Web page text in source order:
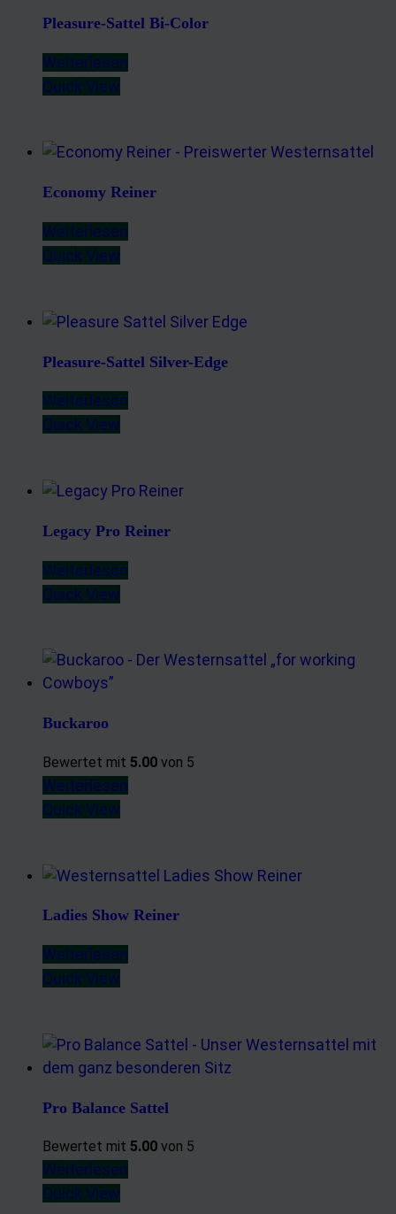
Pleasure-Sattel Bi-Color
Weiterlesen
Quick View
Economy Reiner
Weiterlesen
Quick View
Pleasure-Sattel Silver-Edge
Weiterlesen
Quick View
Legacy Pro Reiner
Weiterlesen
Quick View
Buckaroo
Bewertet mit 5.00 von 5
Weiterlesen
Quick View
Ladies Show Reiner
Weiterlesen
Quick View
Pro Balance Sattel
Bewertet mit 5.00 von 5
Weiterlesen
Quick View